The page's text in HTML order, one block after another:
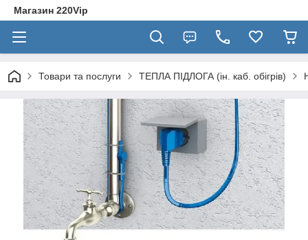
Магазин 220Vip
Товари та послуги ТЕПЛА ПІДЛОГА (ін. каб. обігрів)